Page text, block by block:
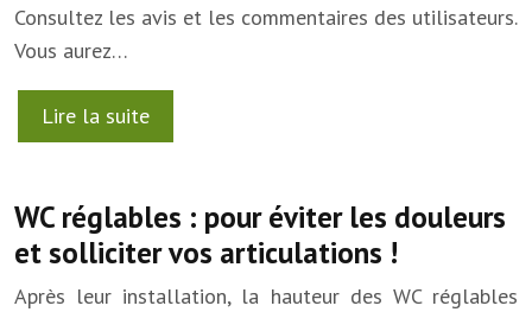
Consultez les avis et les commentaires des utilisateurs.
Vous aurez…
Lire la suite
WC réglables : pour éviter les douleurs
et solliciter vos articulations !
Après leur installation, la hauteur des WC réglables